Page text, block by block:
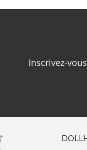
Inscrivez-